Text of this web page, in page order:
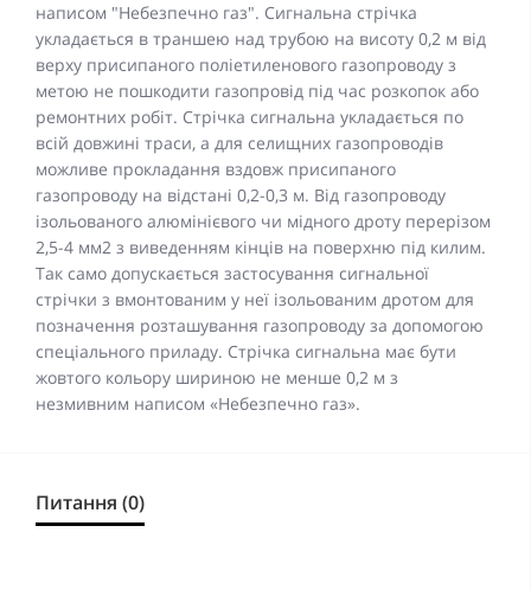
написом "Небезпечно газ". Сигнальна стрічка
укладається в траншею над трубою на висоту 0,2 м від
верху присипаного поліетиленового газопроводу з
метою не пошкодити газопровід під час розкопок або
ремонтних робіт. Стрічка сигнальна укладається по
всій довжині траси, а для селищних газопроводів
можливе прокладання вздовж присипаного
газопроводу на відстані 0,2-0,3 м. Від газопроводу
ізольованого алюмінієвого чи мідного дроту перерізом
2,5-4 мм2 з виведенням кінців на поверхню під килим.
Так само допускається застосування сигнальної
стрічки з вмонтованим у неї ізольованим дротом для
позначення розташування газопроводу за допомогою
спеціального приладу. Стрічка сигнальна має бути
жовтого кольору шириною не менше 0,2 м з
незмивним написом «Небезпечно газ».
Питання (0)